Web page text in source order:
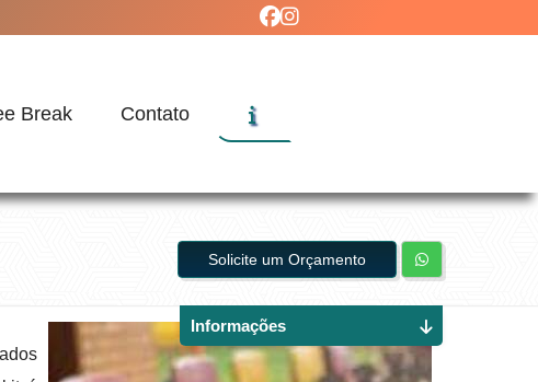
Break Contato
Solicite um Orçamento
Informações